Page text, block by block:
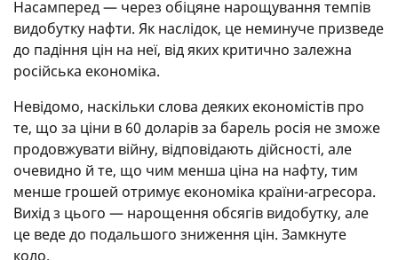
Насамперед — через обіцяне нарощування темпів
видобутку нафти. Як наслідок, це неминуче призведе
до падіння цін на неї, від яких критично залежна
російська економіка.
Невідомо, наскільки слова деяких економістів про
те, що за ціни в 60 доларів за барель росія не зможе
продовжувати війну, відповідають дійсності, але
очевидно й те, що чим менша ціна на нафту, тим
менше грошей отримує економіка країни-агресора.
Вихід з цього — нарощення обсягів видобутку, але
це веде до подальшого зниження цін. Замкнуте
коло.